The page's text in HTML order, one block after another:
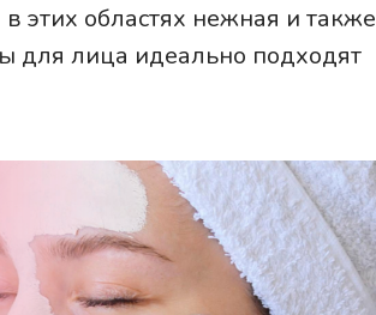
этих областях нежная и также
для лица идеально подходят